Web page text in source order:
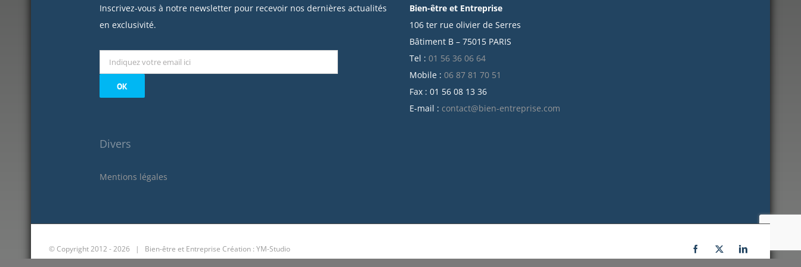
Inscrivez-vous à notre newsletter pour recevoir nos dernières actualités
en exclusivité.
Divers
Mentions légales
Bien-être et Entreprise
106 ter rue olivier de Serres
Bâtiment B – 75015 PARIS
Tel : 01 56 36 06 64
Mobile : 06 87 81 70 51
Fax : 01 56 08 13 36
E-mail : contact@bien-entreprise.com
© Copyright 2012 -2026 | Bien-être et Entreprise Création : YM-Studio Facebook
X LinkedIn